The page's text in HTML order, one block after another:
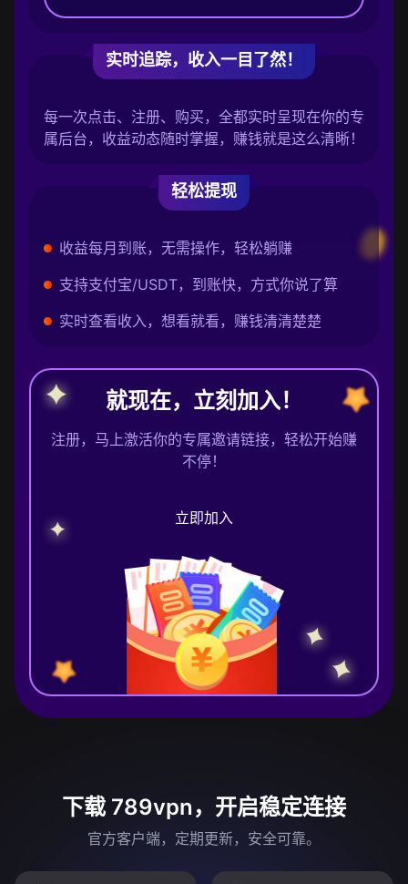
实时追踪，收入一目了然！
每一次点击、注册、购买，全都实时呈现在你的专
属后台，收益动态随时掌握，赚钱就是这么清晰！
轻松提现
收益每月到账，无需操作，轻松躺赚
支持支付宝/USDT，到账快，方式你说了算
实时查看收入，想看就看，赚钱清清楚楚
就现在，立刻加入！
注册，马上激活你的专属邀请链接，轻松开始赚
不停！
立即加入
下载 789vpn，开启稳定连接
官方客户端，定期更新，安全可靠。